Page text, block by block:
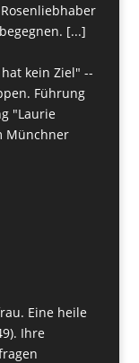
[...]
kein Ziel" --
Führung
"Laurie
Münchner
Eine heile
Ihre